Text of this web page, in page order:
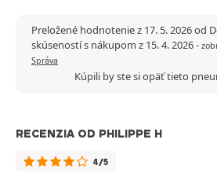
Preložené hodnotenie z 17. 5. 2026 od
skúseností s nákupom z 15. 4. 2026-
Správa
Kúpili by ste si opäť tieto
RECENZIA OD PHILIPPE H
4/5